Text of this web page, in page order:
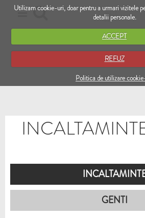
Utilizam cookie-uri, doar pentru a urmari vizitele
detalii personale.
ACCEPT
REFUZ
Politica de utilizare
GENTI